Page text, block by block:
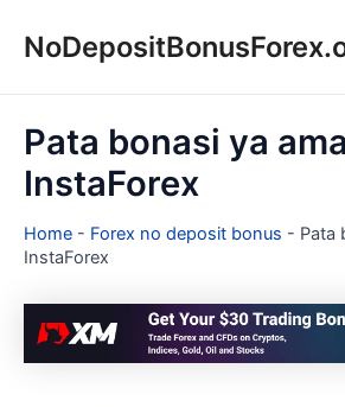
Pata bonasi ya
InstaForex
Home - Forex no deposit bonus - Pata
InstaForex